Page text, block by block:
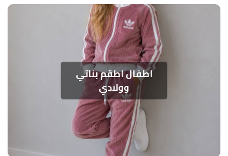
اطفال اطقم بناتي
وولادي